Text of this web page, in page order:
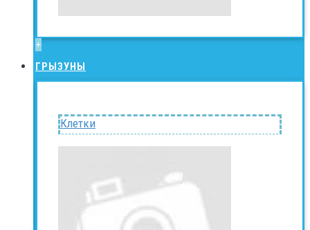
+
ГРЫЗУНЫ
Клетки